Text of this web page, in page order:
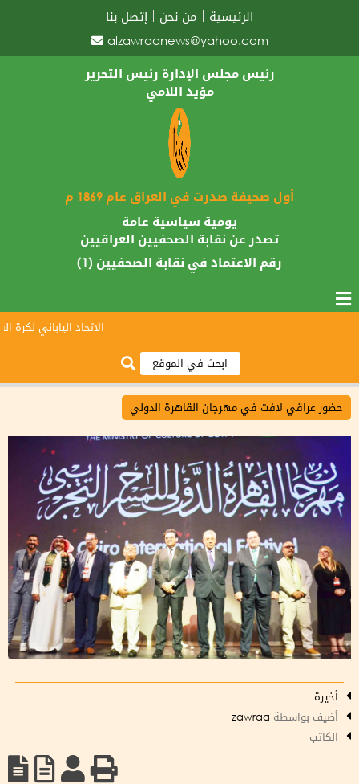
الرئيسية من نحن
إتصل بنا
alzawraanews@yahoo.com
رئيس مجلس الإدارة رئيس التحرير
مؤيد اللامي
أول صحيفة صدرت في العراق عام 1869 م
يومية سياسية عامة
تصدر عن نقابة الصحفيين العراقيين
رقم الاعتماد في نقابة الصحفيين (1)
الاتحاد الياباني لكرة
حضور عراقي لافت في مهرجان القاهرة الدولي
أخيرة
أضيف بواسطة
الكاتب